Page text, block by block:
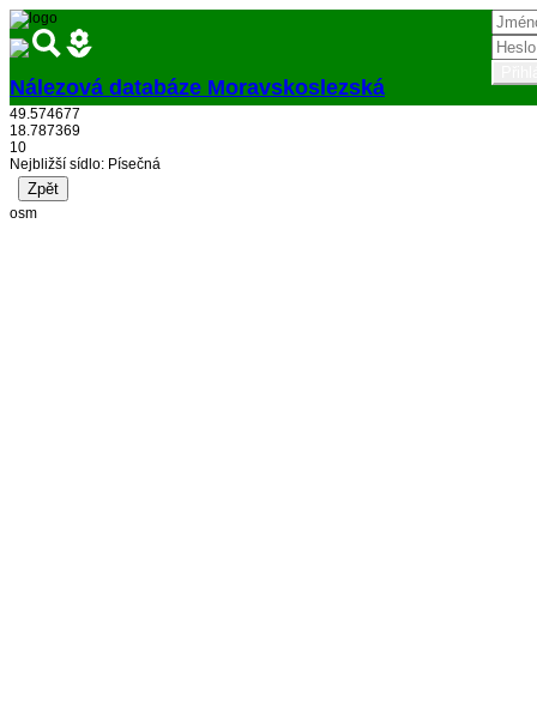
Nálezová databáze Moravskoslezská
Přihlásit
49.574677
18.787369
10
Nejbližší sídlo: Písečná
osm